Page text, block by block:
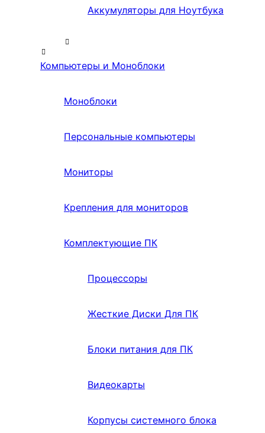
Аккумуляторы для Ноутбука
Компьютеры и Моноблоки
Моноблоки
Персональные компьютеры
Мониторы
Крепления для мониторов
Комплектующие ПК
Процессоры
Жесткие Диски Для ПК
Блоки питания для ПК
Видеокарты
Корпусы системного блока